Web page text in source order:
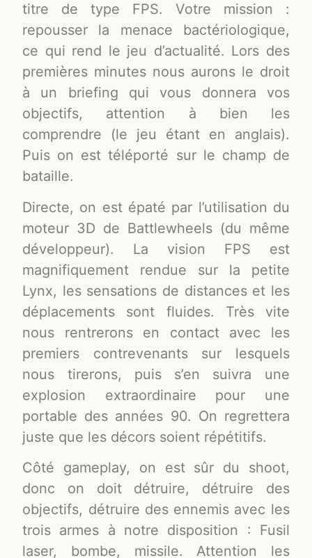
titre de type FPS. Votre mission :
repousser la menace bactériologique,
ce qui rend le jeu d’actualité. Lors des
premières minutes nous aurons le droit
à un briefing qui vous donnera vos
objectifs, attention à bien les
comprendre (le jeu étant en anglais).
Puis on est téléporté sur le champ de
bataille.
Directe, on est épaté par l’utilisation du
moteur 3D de Battlewheels (du même
développeur). La vision FPS est
magnifiquement rendue sur la petite
Lynx, les sensations de distances et les
déplacements sont fluides. Très vite
nous rentrerons en contact avec les
premiers contrevenants sur lesquels
nous tirerons, puis s’en suivra une
explosion extraordinaire pour une
portable des années 90. On regrettera
juste que les décors soient répétitifs.
Côté gameplay, on est sûr du shoot,
donc on doit détruire, détruire des
objectifs, détruire des ennemis avec les
trois armes à notre disposition : Fusil
laser, bombe, missile. Attention les